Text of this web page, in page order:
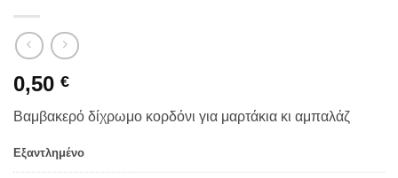
0,50 €
Βαμβακερό δίχρωμο κορδόνι για μαρτάκια κι αμπαλάζ
Εξαντλημένο